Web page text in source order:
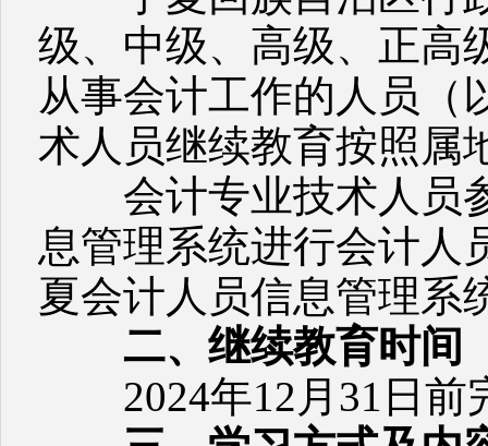
级、中级、高级、正高
从事会计工作的人员（
术人员继续教育按照属
会计专业技术人员参
息管理系统进行会计人
夏会计人员信息管理系
二、继续教育时间
2024年12月31日前